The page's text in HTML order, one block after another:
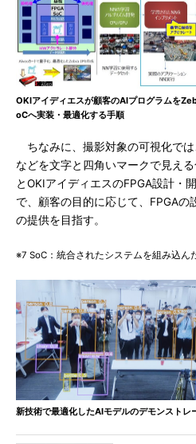
OKIアイディエスが顧客のAIプログラムを
oCへ実装・最適化する手順
ちなみに、撮影対象の可視化で
などを文字と四角いマークで見え
とOKIアイディエスのFPGA設計・
で、顧客の目的に応じて、FPGAの
の提供を目指す。
※7 SoC：統合されたシステムを組み込ん
新技術で最適化したAIモデルのデモンストレ